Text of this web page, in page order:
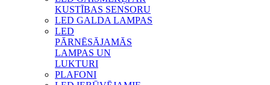
KUSTĪBAS SENSORU
LED GALDA LAMPAS
LED
PĀRNĒSĀJAMĀS
LAMPAS UN
LUKTURI
PLAFONI